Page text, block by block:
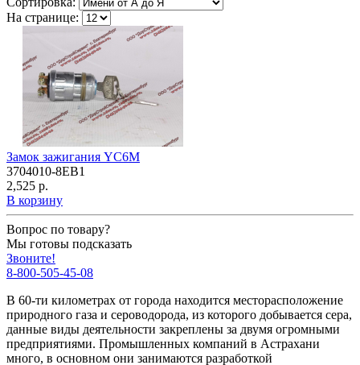
На странице:
Замок зажигания YC6M
3704010-8EB1
2,525 р.
В корзину
Вопрос по товару?
Мы готовы подсказать
Звоните!
8-800-505-45-08
В 60-ти километрах от города находится месторасположение
природного газа и сероводорода, из которого добывается сера,
данные виды деятельности закреплены за двумя огромными
предприятиями. Промышленных компаний в Астрахани
много, в основном они занимаются разработкой